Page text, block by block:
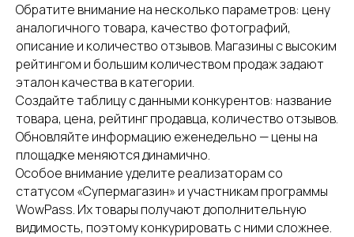
Обратите внимание на несколько параметров: цену
аналогичного товара, качество фотографий,
описание и количество отзывов. Магазины с высоким
рейтингом и большим количеством продаж задают
эталон качества в категории.
Создайте таблицу с данными конкурентов: название
товара, цена, рейтинг продавца, количество отзывов.
Обновляйте информацию еженедельно — цены на
площадке меняются динамично.
Особое внимание уделите реализаторам со
статусом «Супермагазин» и участникам программы
WowPass. Их товары получают дополнительную
видимость, поэтому конкурировать с ними сложнее.
Нажимая кнопку, вы даетесогласие на
обработку персональных данных.
Подробнее можно прочитать в
ПОЛУЧИТЬ КОНСУЛЬТАЦИЮ